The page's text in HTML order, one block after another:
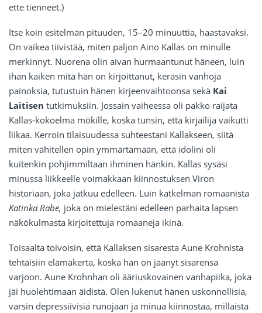
ette tienneet.)
Itse koin esitelmän pituuden, 15–20 minuuttia, haastavaksi.
On vaikea tiivistää, miten paljon Aino Kallas on minulle
merkinnyt. Nuorena olin aivan hurmaantunut häneen, luin
ihan kaiken mitä hän on kirjoittanut, keräsin vanhoja
painoksia, tutustuin hänen kirjeenvaihtoonsa sekä Kai
Laitisen tutkimuksiin. Jossain vaiheessa oli pakko raijata
Kallas-kokoelma mökille, koska tunsin, että kirjailija vaikutti
liikaa. Kerroin tilaisuudessa suhteestani Kallakseen, siitä
miten vähitellen opin ymmärtämään, että idolini oli
kuitenkin pohjimmiltaan ihminen hänkin. Kallas sysäsi
minussa liikkeelle voimakkaan kiinnostuksen Viron
historiaan, joka jatkuu edelleen. Luin katkelman romaanista
Katinka Rabe, joka on mielestäni edelleen parhaita lapsen
näkökulmasta kirjoitettuja romaaneja ikinä.
Toisaalta toivoisin, että Kallaksen sisaresta Aune Krohnista
tehtäisiin elämäkerta, koska hän on jäänyt sisarensa
varjoon. Aune Krohnhan oli ääriuskovainen vanhapiika, joka
jäi huolehtimaan äidistä. Olen lukenut hänen uskonnollisia,
varsin depressiivisiä runojaan ja minua kiinnostaa, millaista